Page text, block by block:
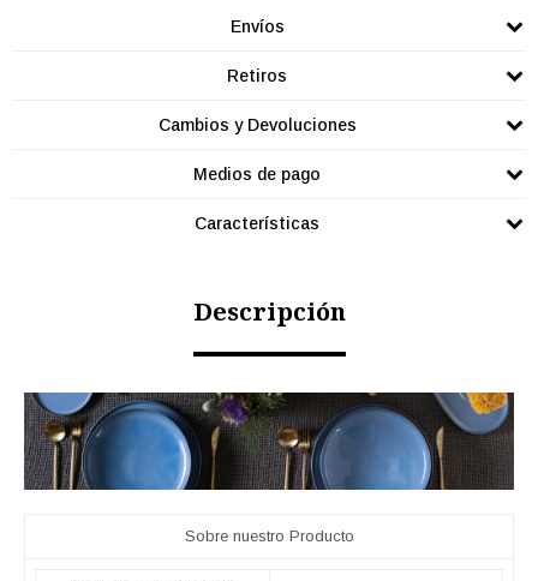
Envíos
Retiros
Cambios y Devoluciones
Medios de pago
Características
Descripción
Sobre nuestro Producto